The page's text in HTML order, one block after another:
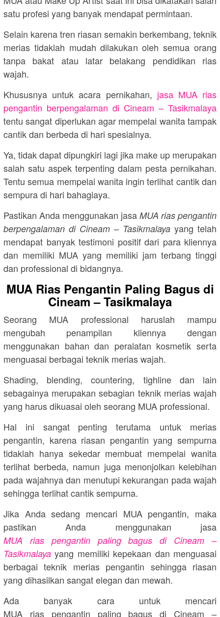
satu profesi yang banyak mendapat permintaan.
Selain karena tren riasan semakin berkembang, teknik
merias tidaklah mudah dilakukan oleh semua orang
tanpa bakat atau latar belakang pendidikan rias
wajah.
Khususnya untuk acara pernikahan, jasa MUA rias
pengantin berpengalaman di Cineam – Tasikmalaya
tentu sangat diperlukan agar mempelai wanita tampak
cantik dan berbeda di hari spesialnya.
Ya, tidak dapat dipungkiri lagi jika make up merupakan
salah satu aspek terpenting dalam pesta pernikahan.
Tentu semua mempelai wanita ingin terlihat cantik dan
sempura di hari bahagiaya.
Pastikan Anda menggunakan jasa MUA rias pengantin
berpengalaman di Cineam – Tasikmalaya yang telah
mendapat banyak testimoni positif dari para kliennya
dan memiliki MUA yang memiliki jam terbang tinggi
dan professional di bidangnya.
MUA Rias Pengantin Paling Bagus di
Cineam – Tasikmalaya
Seorang MUA professional haruslah mampu
mengubah penampilan kliennya dengan
menggunakan bahan dan peralatan kosmetik serta
menguasai berbagai teknik merias wajah.
Shading, blending, countering, tighline dan lain
sebagainya merupakan sebagian teknik merias wajah
yang harus dikuasai oleh seorang MUA professional.
Hal ini sangat penting terutama untuk merias
pengantin, karena riasan pengantin yang sempurna
tidaklah hanya sekedar membuat mempelai wanita
terlihat berbeda, namun juga menonjolkan kelebihan
pada wajahnya dan menutupi kekurangan pada wajah
sehingga terlihat cantik sempurna.
Jika Anda sedang mencari MUA pengantin, maka
pastikan Anda menggunakan jasa
MUA rias pengantin paling bagus di Cineam –
Tasikmalaya yang memiliki kepekaan dan menguasai
berbagai teknik merias pengantin sehingga riasan
yang dihasilkan sangat elegan dan mewah.
Ada banyak cara untuk mencari
MUA rias pengantin paling bagus di Cineam –